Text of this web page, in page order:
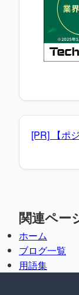
[PR] 【ポ
関連ペー
ホーム
ブログ一覧
用語集